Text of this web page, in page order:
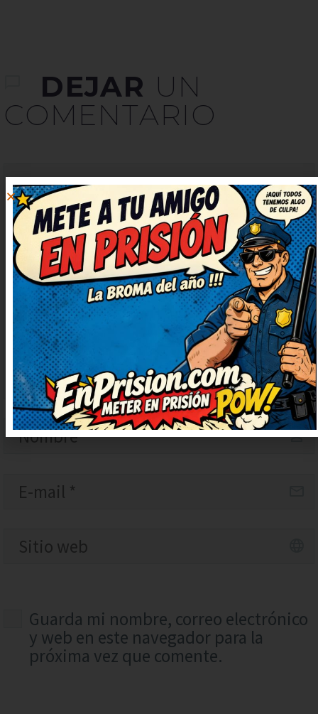
DEJAR UN
COMENTARIO
Guarda mi nombre, correo electrónico
y web en este navegador para la
próxima vez que comente.